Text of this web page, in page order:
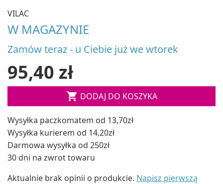
VILAC
W MAGAZYNIE
Zamów teraz - u Ciebie już we wtorek
95,40 zł
 DODAJ DO KOSZYKA
Wysyłka paczkomatem od 13,70zł
Wysyłka kurierem od 14,20zł
Darmowa wysyłka od 250zł
30 dni na zwrot towaru
Aktualnie brak opinii o produkcie. Napisz pierwszą